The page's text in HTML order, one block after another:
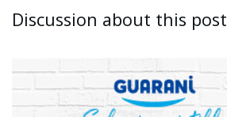
Discussion about this post